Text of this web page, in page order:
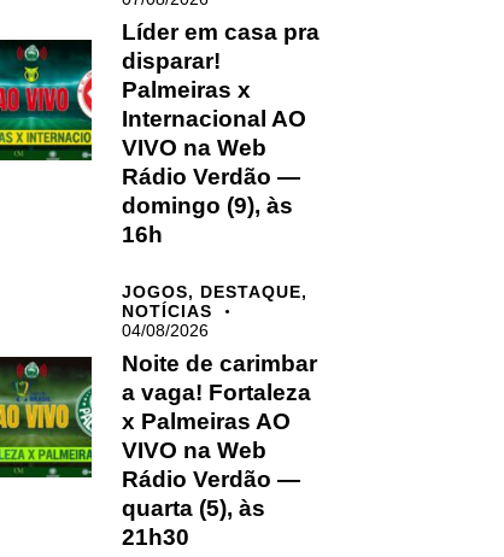
Líder em casa pra
disparar!
Palmeiras x
Internacional AO
VIVO na Web
Rádio Verdão —
domingo (9), às
16h
JOGOS, DESTAQUE,
NOTÍCIAS
04/08/2026
Noite de carimbar
a vaga! Fortaleza
x Palmeiras AO
VIVO na Web
Rádio Verdão —
quarta (5), às
21h30